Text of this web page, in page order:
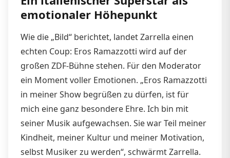
emotionaler Höhepunkt
Wie die „Bild“ berichtet, landet Zarrella einen
echten Coup: Eros Ramazzotti wird auf der
großen ZDF-Bühne stehen. Für den Moderator
ein Moment voller Emotionen. „Eros Ramazzotti
in meiner Show begrüßen zu dürfen, ist für
mich eine ganz besondere Ehre. Ich bin mit
seiner Musik aufgewachsen. Sie war Teil meiner
Kindheit, meiner Kultur und meiner Motivation,
selbst Musiker zu werden“, schwärmt Zarrella.